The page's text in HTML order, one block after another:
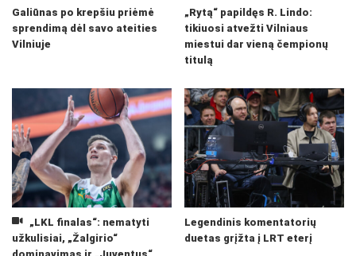
Galiūnas po krepšiu priėmė
sprendimą dėl savo ateities
Vilniuje
„Rytą“ papildęs R. Lindo:
tikiuosi atvežti Vilniaus
miestui dar vieną čempionų
titulą
„LKL finalas“: nematyti
užkulisiai, „Žalgirio“
Legendinis komentatorių
duetas grįžta į LRT eterį